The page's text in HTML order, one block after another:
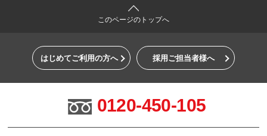
このページのトップへ
はじめてご利用の方へ 採用ご担当者様へ
0120-450-105